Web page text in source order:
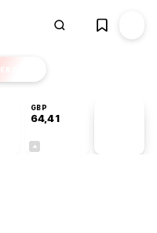
EKSTRA
GBP
64,41